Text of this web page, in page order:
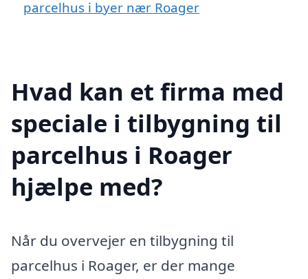
parcelhus i byer nær Roager
Hvad kan et firma med
speciale i tilbygning til
parcelhus i Roager
hjælpe med?
Når du overvejer en tilbygning til
parcelhus i Roager, er der mange